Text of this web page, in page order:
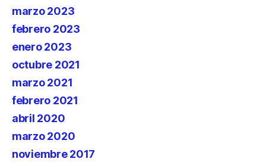
marzo 2023
febrero 2023
enero 2023
octubre 2021
marzo 2021
febrero 2021
abril 2020
marzo 2020
noviembre 2017